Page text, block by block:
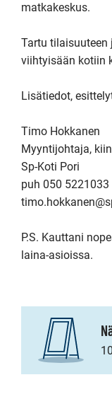
matkakeskus.
Tartu
viihtyisään kotiin
Lisätiedot,
Timo Hokkanen
Myyntijohtaja,
Sp-Koti Pori
puh 050 5221033
P.S. Kauttani